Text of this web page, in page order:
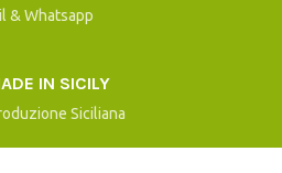
& Whatsapp
IN SICILY
Siciliana